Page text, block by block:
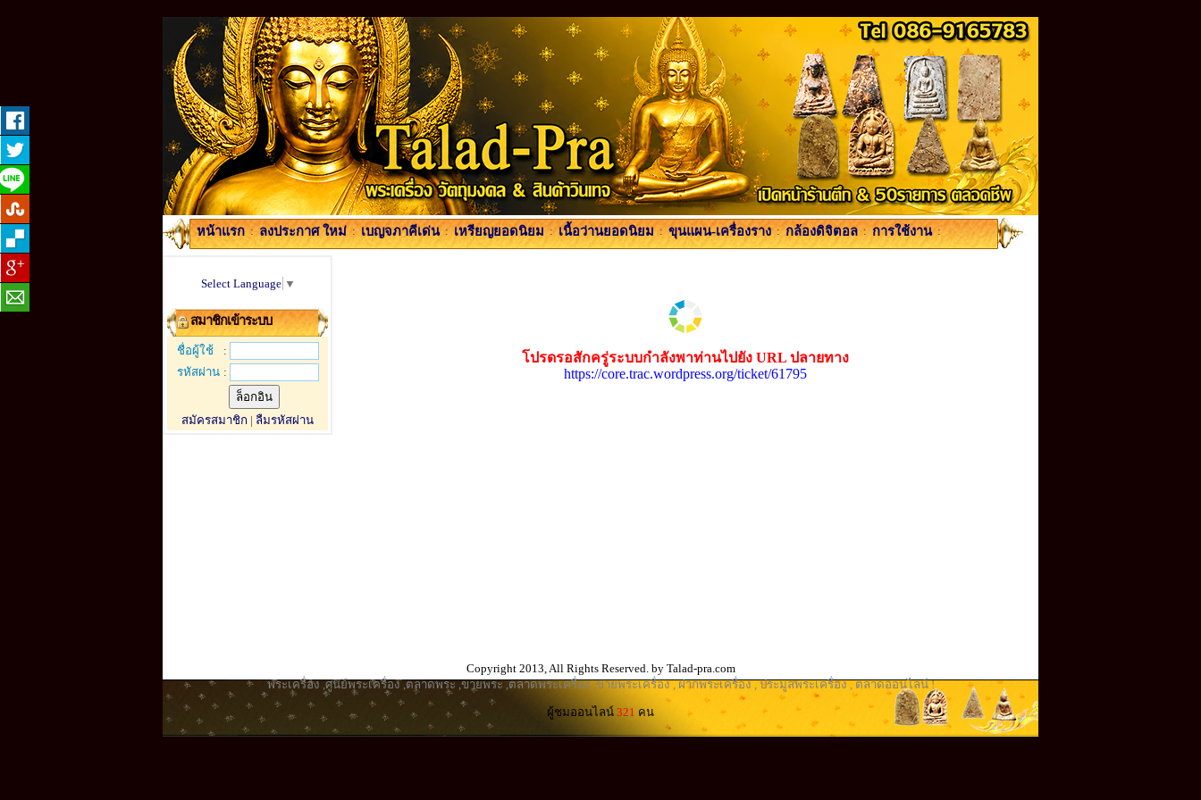
หน้าแรก : ลงประกาศ ใหม่ : เบญจภาคีเด่น : เหรียญยอดนิยม : เนื้อว่านยอดนิยม : ขุนแผน-เครื่องราง : กล้องดิจิตอล : การใช้งาน :
Select Language ▼
สมาชิกเข้าระบบ
ชื่อผู้ใช้
:
รหัสผ่าน :
สมัครสมาชิก | ลืมรหัสผ่าน
โปรดรอสักครู่ระบบกำลังพาท่านไปยัง URL ปลายทาง
https://core.trac.wordpress.org/ticket/61795
Copyright 2013, All Rights Reserved. by Talad-pra.com
พระเครื่อง ,ศูนย์พระเครื่อง,ตลาดพระ ,ขายพระ ,ตลาดพระเครื่อง ,ขายพระเครื่อง, ฝากพระเครื่อง, ประมูลพระเครื่อง , ตลาดออนไลน์ !
ผู้ชมออนไลน์ 321 คน